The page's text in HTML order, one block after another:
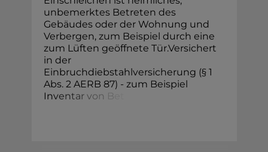
unbemerktes Betreten des
Gebäudes oder der Wohnung und
Verbergen, zum Beispiel durch eine
zum Lüften geöffnete Tür.Versichert
in der
Einbruchdiebstahlversicherung (§ 1
Abs. 2 AERB 87) - zum Beispiel
Inventar von B